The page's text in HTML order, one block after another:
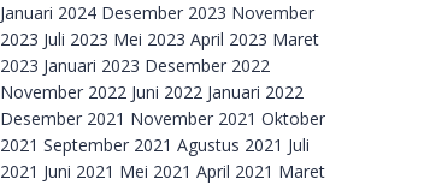
Januari 2024 Desember 2023 November
2023 Juli 2023 Mei 2023 April 2023 Maret
2023 Januari 2023 Desember 2022
November 2022 Juni 2022 Januari 2022
Desember 2021 November 2021 Oktober
2021 September 2021 Agustus 2021 Juli
2021 Juni 2021 Mei 2021 April 2021 Maret